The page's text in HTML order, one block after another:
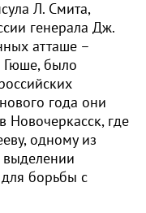
Л. Смита,
генерала Дж.
атташе –
было
года они
Новочеркасск, где
одному из
борьбы с